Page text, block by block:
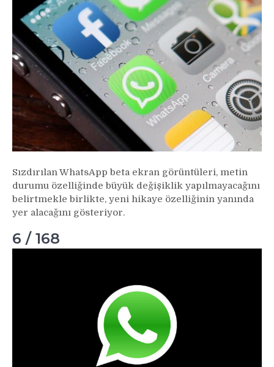
Sızdırılan WhatsApp beta ekran görüntüleri, metin
durumu özelliğinde büyük değişiklik yapılmayacağını
belirtmekle birlikte, yeni hikaye özelliğinin yanında
yer alacağını gösteriyor.
6 / 168